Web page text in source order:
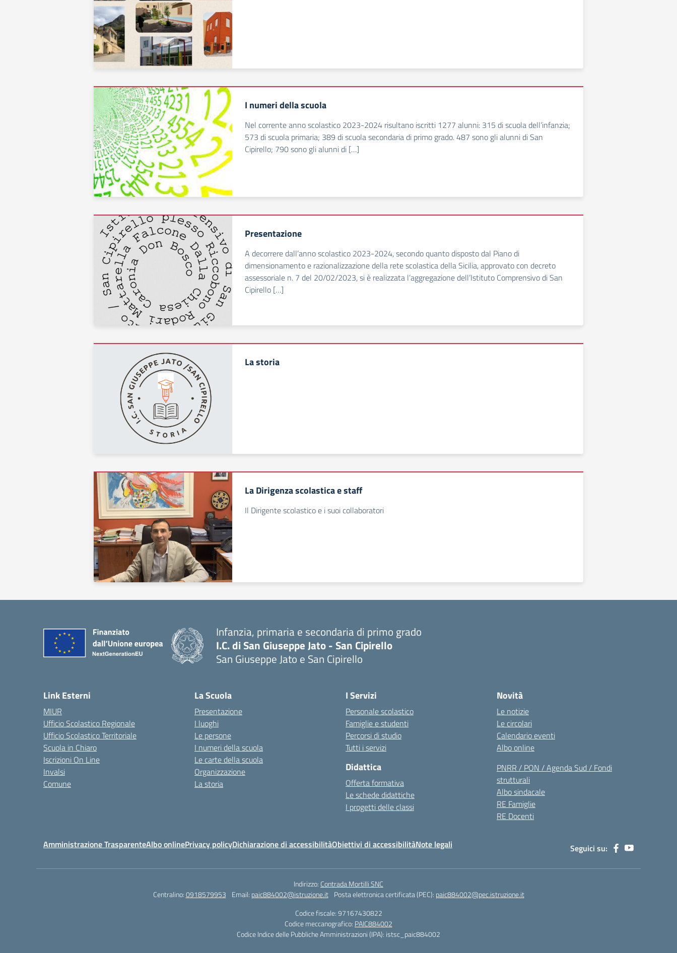
I numeri della scuola
Nel corrente anno scolastico 2023-2024 risultano iscritti 1277 alunni: 315 di scuola dell’infanzia;
573 di scuola primaria; 389 di scuola secondaria di primo grado. 487 sono gli alunni di San
Cipirello; 790 sono gli alunni di […]
Presentazione
A decorrere dall’anno scolastico 2023-2024, secondo quanto disposto dal Piano di
dimensionamento e razionalizzazione della rete scolastica della Sicilia, approvato con decreto
assessoriale n. 7 del 20/02/2023, si è realizzata l’aggregazione dell’Istituto Comprensivo di San
Cipirello […]
La storia
La Dirigenza scolastica e staff
Il Dirigente scolastico e i suoi collaboratori
Infanzia, primaria e secondaria di primo grado
I.C. di San Giuseppe Jato - San Cipirello
San Giuseppe Jato e San Cipirello
Link Esterni
MIUR
Ufficio Scolastico Regionale
Ufficio Scolastico Territoriale
Scuola in Chiaro
Iscrizioni On Line
Invalsi
Comune
La Scuola
Presentazione
I luoghi
Le persone
I numeri della scuola
Le carte della scuola
Organizzazione
La storia
I Servizi
Personale scolastico
Famiglie e studenti
Percorsi di studio
Tutti i servizi
Didattica
Offerta formativa
Le schede didattiche
I progetti delle classi
Novità
Le notizie
Le circolari
Calendario eventi
Albo online
PNRR / PON / Agenda Sud / Fondi
strutturali
Albo sindacale
RE Famiglie
RE Docenti
Amministrazione TrasparenteAlbo onlinePrivacy policyDichiarazione di accessibilitàObiettivi di accessibilitàNote legali Seguici su:
Indirizzo: Contrada Mortilli SNC
Centralino:0918579953 Email: paic884002@istruzione.it Posta elettronica certificata (PEC): paic884002@pec.istruzione.it
Codice fiscale: 97167430822
Codice meccanografico: PAIC884002
Codice Indice delle Pubbliche Amministrazioni (IPA): istsc_paic884002